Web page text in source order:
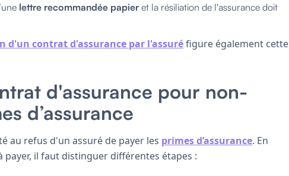
lettre recommandée papier et la résiliation de l'assurance doit
d'un contrat d'assurance par l'assuréfigure également cette
d'assurance pour non-
d’assurance
au refus d'un assuré de payer les primes d’assurance. En
payer, il faut distinguer différentes étapes :